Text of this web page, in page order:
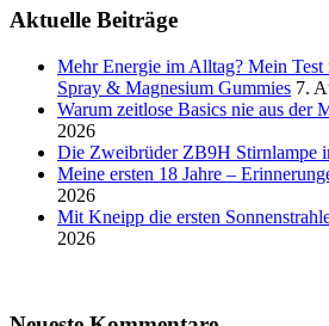
Aktuelle Beiträge
Mehr Energie im Alltag? Mein
Spray & Magnesium Gummies 7.
Warum zeitlose Basics nie aus der
2026
Die Zweibrüder ZB9H Stirnlampe
Meine ersten 18 Jahre –
2026
Mit Kneipp die ersten
2026